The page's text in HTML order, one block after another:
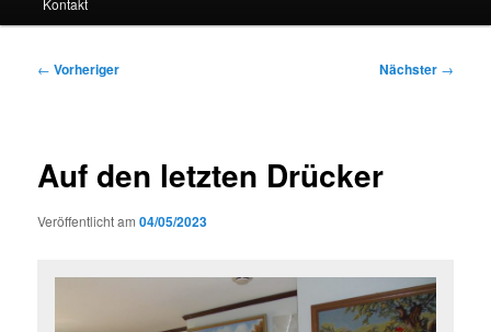
Beitragsnavigation
← Vorheriger Nächster →
Auf den letzten Drücker
Veröffentlicht am04/05/2023